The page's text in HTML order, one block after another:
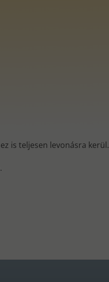
is teljesen levonásra kerül.